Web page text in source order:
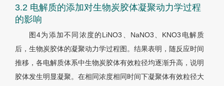
3.2 电解质的添加对生物炭胶体凝聚动力学过程
的影响
图4为添加不同浓度的LiNO3、NaNO3、KNO3电解质
后，生物炭胶体的凝聚动力学过程图。结果表明，随反应时间
推移，各电解质体系中生物炭胶体有效粒径均逐渐升高，说明
胶体发生明显凝聚。在相同浓度相同时间下凝聚体有效粒径大